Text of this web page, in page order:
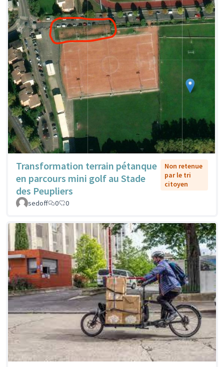
Transformation terrain pétanque
en parcours mini golf au Stade
des Peupliers
Non retenue
par le tri
citoyen
sedoff 0 0